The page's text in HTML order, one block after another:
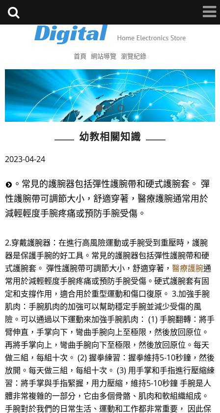
首頁 網站導覽 瀏覽紀錄
幼教相關知識
2023-04-24
。常見的護腕器包括彈性護腕帶和硬式護腕套。 彈
性護腕帶可調節大小，舒適穿著，醫療護腕通常用於
減輕輕度手腕疼痛或預防手腕受傷。
2.穿戴護腕器：在進行高風險運動或手腕受到重壓時，護腕
器是保護手腕的好工具。常見的護腕器包括彈性護腕帶和硬
式護腕套。 彈性護腕帶可調節大小，舒適穿著， 醫療護腕通
常用於減輕輕度手腕疼痛或預防手腕受傷。硬式護腕套有固
定和支撐作用，適合用於重型運動和傷口復原。 3.加強手腕
肌肉：手腕肌肉的加強可以幫助穩定手腕並減少受傷的風
險。可以通過以下運動來加強手腕肌肉： (1) 手腕翻轉：將手
臂伸直，手掌向下，彎曲手腕向上至極限，然後放回原位。
再將手掌向上，彎曲手腕向下至極限，然後放回原位。每天
做三組，每組十次。 (2) 握拳練習：握拳維持5-10秒鐘，然後
放開。每天做三組，每組十次。 (3) 用手掌和手指進行壓縮練
習：將手掌與手指緊握，用力壓縮，維持5-10秒鐘 手腕是人
體非常複雜的一部分，它由多個骨骼、肌肉和軟組織組成。
手腕對於我們的日常生活、運動和工作都非常重要， 因此保